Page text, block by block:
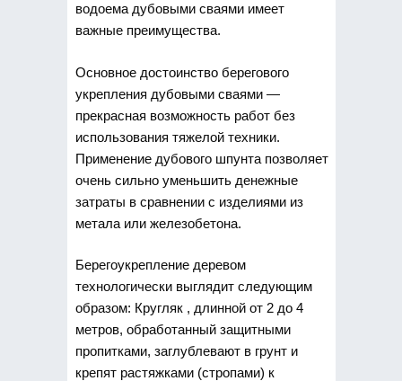
водоема дубовыми сваями имеет
важные преимущества.
Основное достоинство берегового
укрепления дубовыми сваями —
прекрасная возможность работ без
использования тяжелой техники.
Применение дубового шпунта позволяет
очень сильно уменьшить денежные
затраты в сравнении с изделиями из
метала или железобетона.
Берегоукрепление деревом
технологически выглядит следующим
образом: Кругляк , длинной от 2 до 4
метров, обработанный защитными
пропитками, заглублевают в грунт и
крепят растяжками (стропами) к